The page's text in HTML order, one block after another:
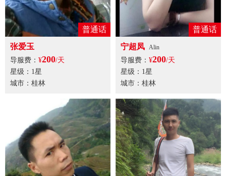
普通话
张爱玉
导服费： ¥200/天
星级：1星
城市：桂林
普通话
宁超凤 Alin
导服费： ¥200/天
星级：1星
城市：桂林